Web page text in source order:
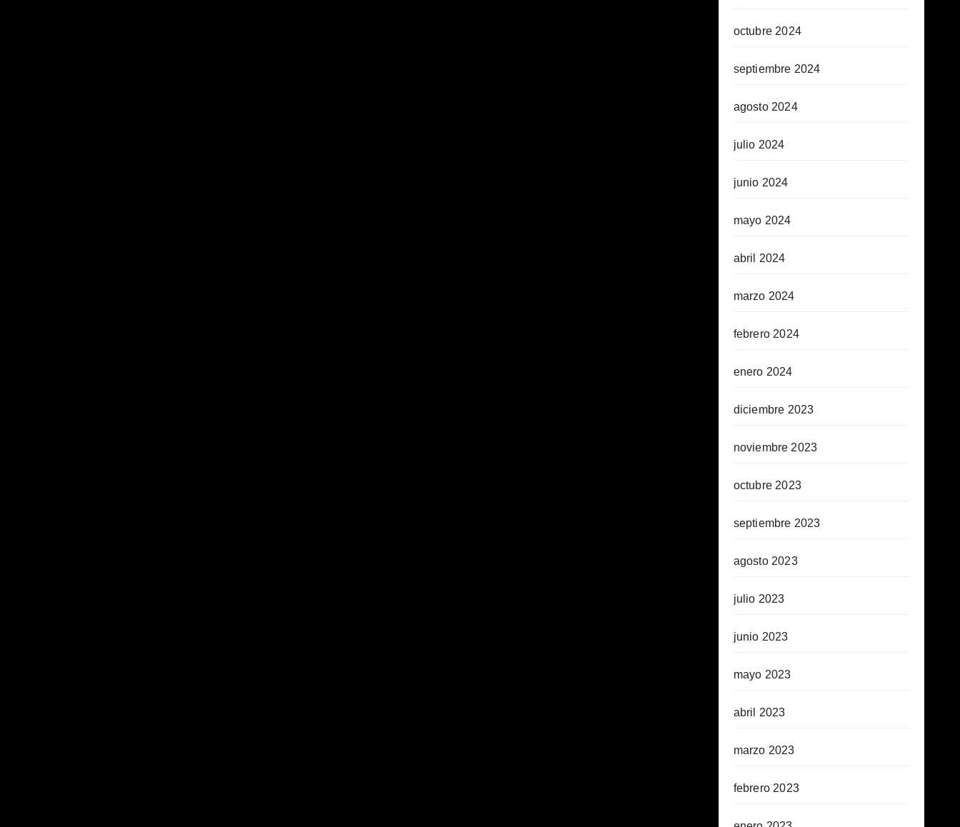
octubre 2024
septiembre 2024
agosto 2024
julio 2024
junio 2024
mayo 2024
abril 2024
marzo 2024
febrero 2024
enero 2024
diciembre 2023
noviembre 2023
octubre 2023
septiembre 2023
agosto 2023
julio 2023
junio 2023
mayo 2023
abril 2023
marzo 2023
febrero 2023